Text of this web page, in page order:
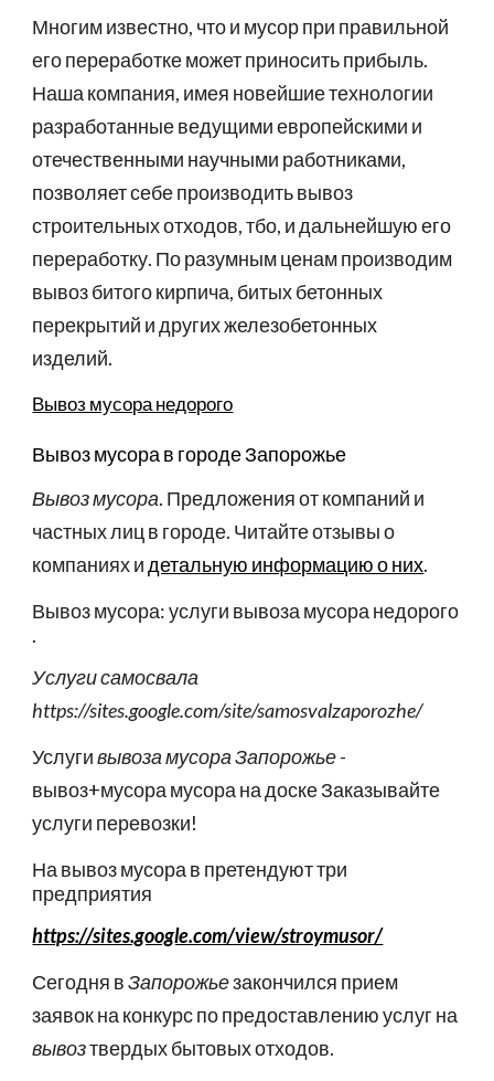
Многим известно, что и мусор при правильной
его переработке может приносить прибыль.
Наша компания, имея новейшие технологии
разработанные ведущими европейскими и
отечественными научными работниками,
позволяет себе производить вывоз
строительных отходов, тбо, и дальнейшую его
переработку. По разумным ценам производим
вывоз битого кирпича, битых бетонных
перекрытий и других железобетонных
изделий.
Вывоз мусора недорого
Вывоз мусора в городеЗапорожье
Вывоз мусора. Предложения от компаний и
частных лиц в городе. Читайте отзывы о
компаниях идетальную информацию о них.
Вывоз мусора: услуги вывоза мусора недорого
.
Услуги самосвала
https://sites.google.com/site/samosvalzaporozhe/
Услугивывоза мусора Запорожье-
вывоз+мусора мусора на доске Заказывайте
услуги перевозки!
На вывоз мусора в претендуют три
предприятия
https://sites.google.com/view/stroymusor/
Сегодня вЗапорожьезакончился прием
заявок на конкурс по предоставлению услуг на
вывозтвердых бытовых отходов.